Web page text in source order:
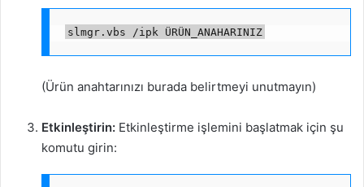
slmgr.vbs /ipk ÜRÜN_ANAHARINIZ
(Ürün anahtarınızı burada belirtmeyi unutmayın)
Etkinleştirin: Etkinleştirme işlemini başlatmak için şu
komutu girin: